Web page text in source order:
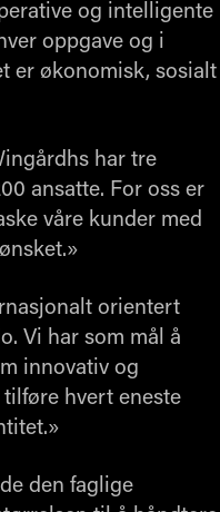
og intelligente
oppgave og i
er økonomisk, sosialt
har tre
ansatte. For oss er
våre kunder med
orientert
Vi har som mål å
innovativ og
hvert eneste
den faglige